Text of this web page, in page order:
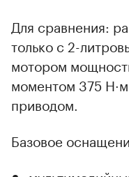
Для сравнения:
только с 2-
мотором
моментом 375
приводом.
Базовое